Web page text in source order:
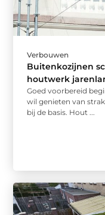
Verbouwen
Buitenkozijnen
houtwerk
Goed voorbereid
wil genieten van
bij de basis. Hout ...